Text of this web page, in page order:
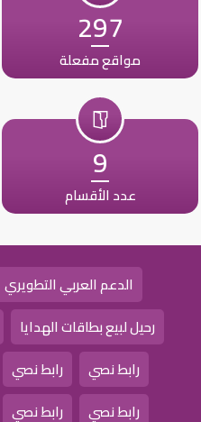
297
مواقع مفعلة
9
عدد الأقسام
الدعم العربي التطويري
رحيل لبيع بطاقات الهدايا
رابط نصي
رابط نصي
رابط نصي
رابط نصي